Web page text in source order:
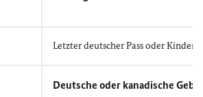
Letzter deutscher Pass oder
Deutsche oder kanadische